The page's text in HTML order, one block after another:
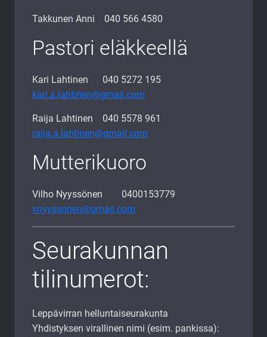
Takkunen Anni 040 566 4580
Pastori eläkkeellä
Kari Lahtinen 040 5272 195
kari.a.lahtinen@gmail.com
Raija Lahtinen 040 5578 961
raija.a.lahtinen@gmail.com
Mutterikuoro
Vilho Nyyssönen 0400153779
vnyyssonen@gmail.com
Seurakunnan
tilinumerot:
Leppävirran helluntaiseurakunta
Yhdistyksen virallinen nimi (esim. pankissa):